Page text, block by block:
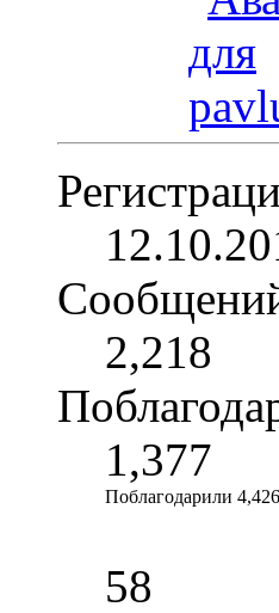
2,218
1,377
Поблагодарили
58